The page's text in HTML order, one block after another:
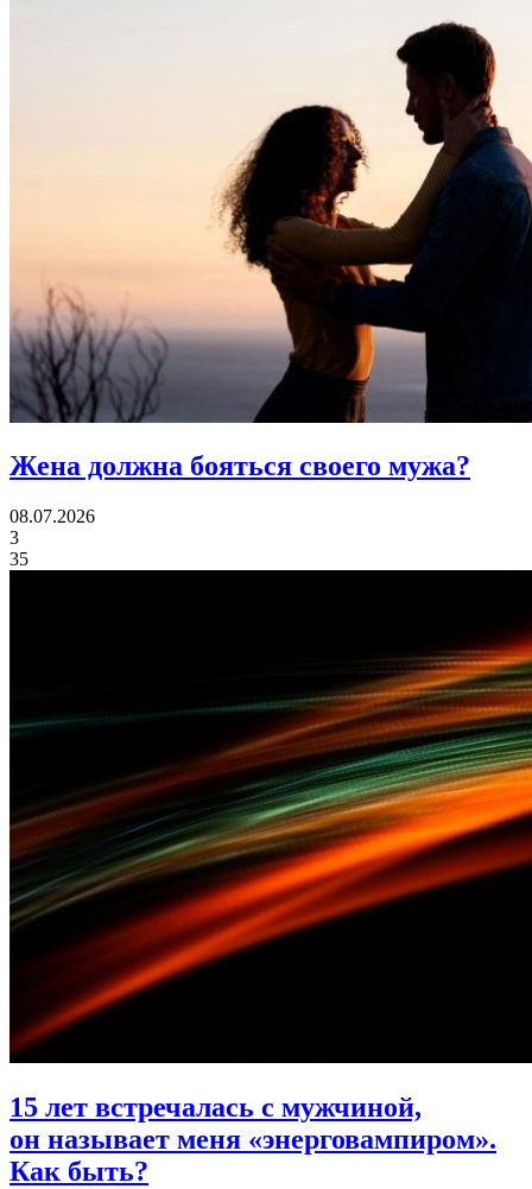
Жена должна бояться своего мужа?
08.07.2026
3
35
15 лет встречалась с мужчиной,
он называет меня «энерговампиром».
Как быть?